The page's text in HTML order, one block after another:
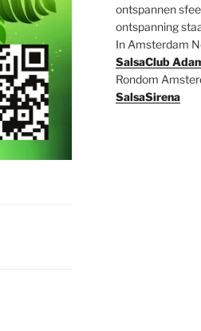
ontspannen
ontspanning
In Amsterdam
SalsaClub
Rondom
SalsaSirena